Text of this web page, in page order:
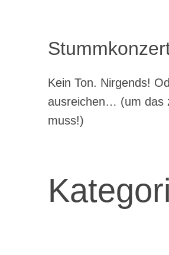
Kein Ton. Nirgends!
ausreichen… (um das
muss!)